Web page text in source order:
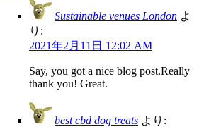
Sustainable venues London よ
り:
2021年2月11日 12:02 AM
Say, you got a nice blog post.Really
thank you! Great.
best cbd dog treats より: